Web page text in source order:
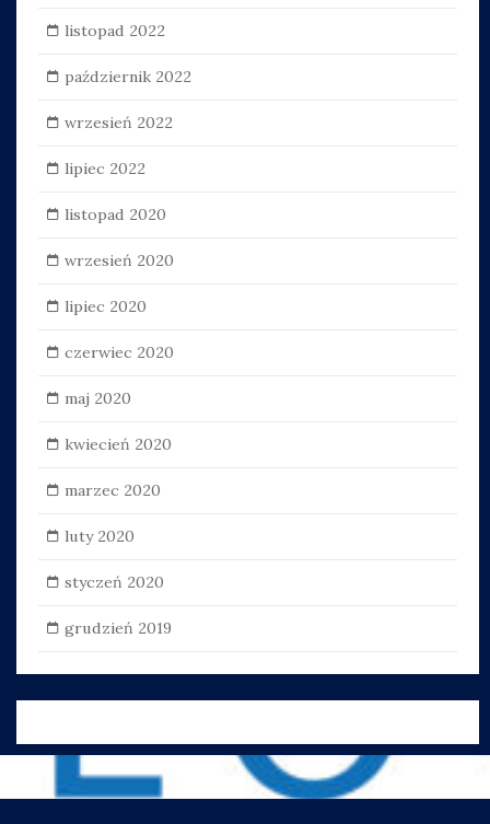
listopad 2022
październik 2022
wrzesień 2022
lipiec 2022
listopad 2020
wrzesień 2020
lipiec 2020
czerwiec 2020
maj 2020
kwiecień 2020
marzec 2020
luty 2020
styczeń 2020
grudzień 2019